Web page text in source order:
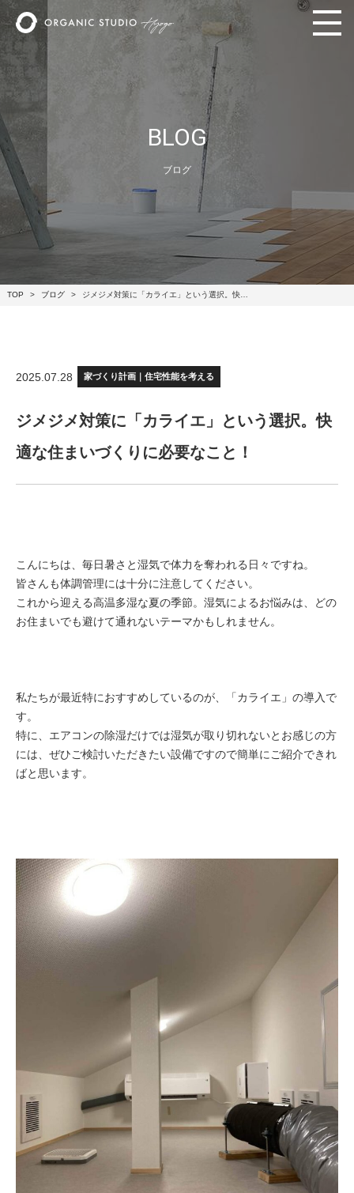
BLOG
ブログ
TOP ブログ ジメジメ対策に「カライエ」という選択。快…
2025.07.28 家づくり計画｜住宅性能を考える
ジメジメ対策に「カライエ」という選択。快
適な住まいづくりに必要なこと！
こんにちは、毎日暑さと湿気で体力を奪われる日々ですね。
皆さんも体調管理には十分に注意してください。
これから迎える高温多湿な夏の季節。湿気によるお悩みは、どの
お住まいでも避けて通れないテーマかもしれません。
私たちが最近特におすすめしているのが、「カライエ」の導入で
す。
特に、エアコンの除湿だけでは湿気が取り切れないとお感じの方
には、ぜひご検討いただきたい設備ですので簡単にご紹介できれ
ばと思います。